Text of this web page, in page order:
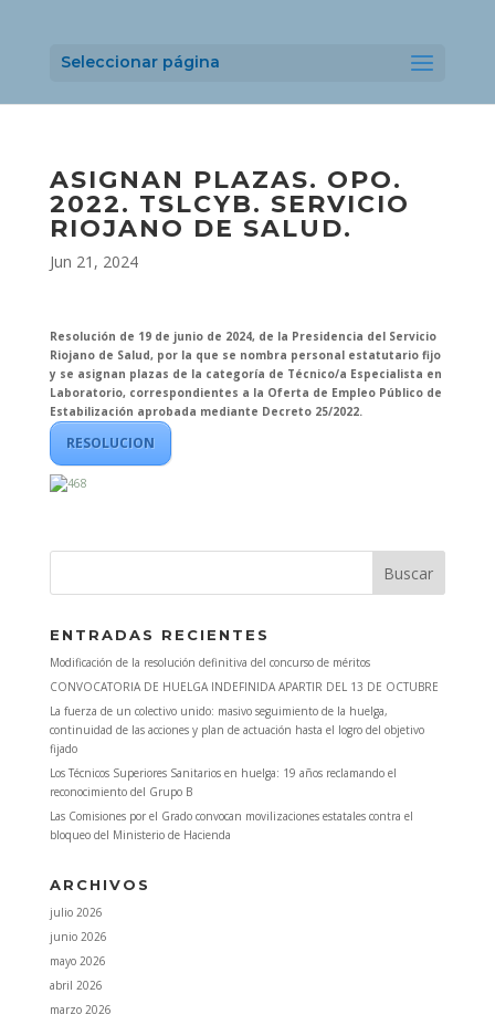
Seleccionar página
ASIGNAN PLAZAS. OPO.
2022. TSLCYB. SERVICIO
RIOJANO DE SALUD.
Jun 21, 2024
Resolución de 19 de junio de 2024, de la Presidencia del Servicio
Riojano de Salud, por la que se nombra personal estatutario fijo
y se asignan plazas de la categoría de Técnico/a Especialista en
Laboratorio, correspondientes a la Oferta de Empleo Público de
Estabilización aprobada mediante Decreto 25/2022.
RESOLUCION
ENTRADAS RECIENTES
Modificación de la resolución definitiva del concurso de méritos
CONVOCATORIA DE HUELGA INDEFINIDA APARTIR DEL 13 DE OCTUBRE
La fuerza de un colectivo unido: masivo seguimiento de la huelga,
continuidad de las acciones y plan de actuación hasta el logro del objetivo
fijado
Los Técnicos Superiores Sanitarios en huelga: 19 años reclamando el
reconocimiento del Grupo B
Las Comisiones por el Grado convocan movilizaciones estatales contra el
bloqueo del Ministerio de Hacienda
ARCHIVOS
julio 2026
junio 2026
mayo 2026
abril 2026
marzo 2026